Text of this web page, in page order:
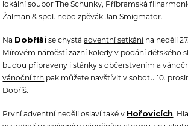
lokální soubor The Schunky, Příbramská
Žalman & spol. nebo zpěvák Jan Smigmator.
Na Dobříši se chystáadventní setkánína neděli
Mírovém náměstí zazní koledy v podání dětského
budou připraveny i stánky s občerstvením a
vánoční trh pak můžete navštívit v sobotu 10.
Dobříš.
První adventní neděli oslaví také v Hořovicích.